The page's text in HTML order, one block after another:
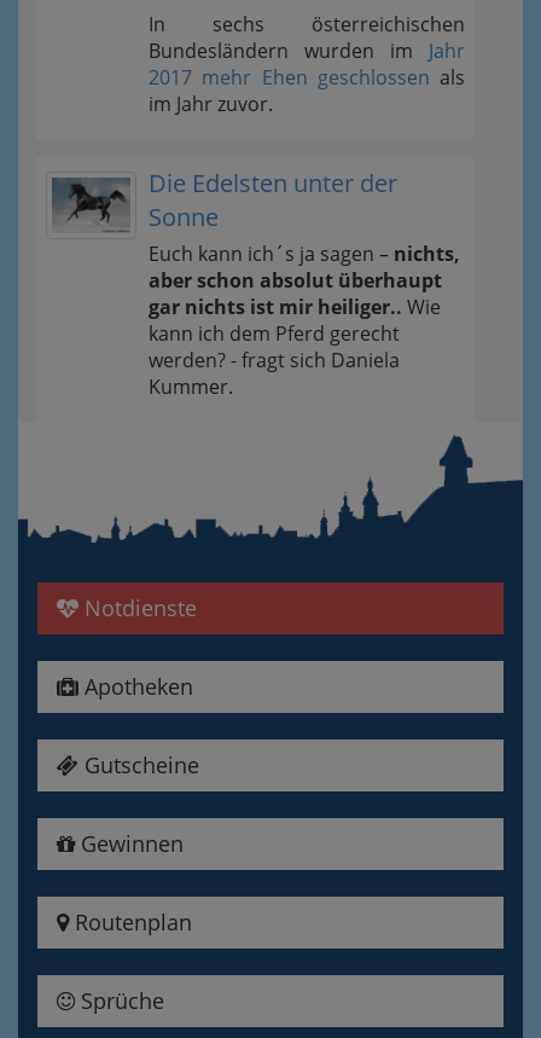
In sechs österreichischen
Bundesländern wurden im Jahr
2017 mehr Ehen geschlossen als
im Jahr zuvor.
Die Edelsten unter der
Sonne
Euch kann ich´s ja sagen – nichts,
aber schon absolut überhaupt
gar nichts ist mir heiliger.. Wie
kann ich dem Pferd gerecht
werden? - fragt sich Daniela
Kummer.
Notdienste
Apotheken
Gutscheine
Gewinnen
Routenplan
Sprüche